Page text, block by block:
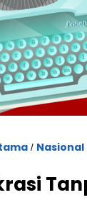
/ Nasional